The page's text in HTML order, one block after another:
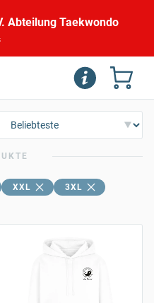
Abteilung Taekwondo
XXL
3XL